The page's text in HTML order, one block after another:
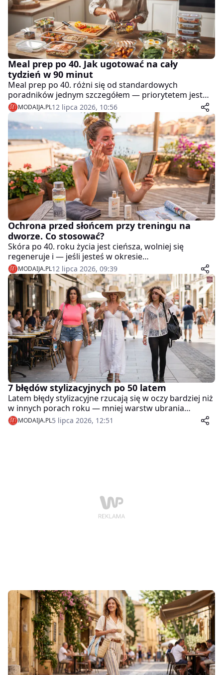
Meal prep po 40. Jak ugotować na cały
tydzień w 90 minut
Meal prep po 40. różni się od standardowych
poradników jednym szczegółem — priorytetem jest
białko i sytość, a nie tylko oszczędność czasu.
MODAIJA.PL12 lipca 2026, 10:56
Ochrona przed słońcem przy treningu na
dworze. Co stosować?
Skóra po 40. roku życia jest cieńsza, wolniej się
regeneruje i — jeśli jesteś w okresie
okołomenopauzalnym lub po menopauzie — znacznie
łatwiej reaguje przebarwieniami na słońce.
MODAIJA.PL12 lipca 2026, 09:39
7 błędów stylizacyjnych po 50 latem
Latem błędy stylizacyjne rzucają się w oczy bardziej niż
w innych porach roku — mniej warstw ubrania
oznacza mniej miejsca na ukrycie niedopasowanego
kroju, złego koloru czy zniszczonych dodatków.
MODAIJA.PL5 lipca 2026, 12:51